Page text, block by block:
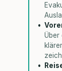
Über